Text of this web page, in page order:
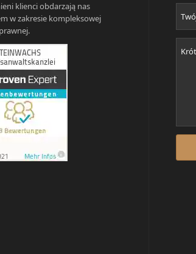
klienci obdarzają nas
w zakresie kompleksowej